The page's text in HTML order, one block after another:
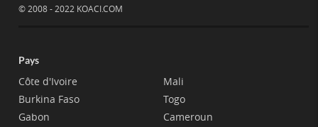
© 2008 - 2022 KOACI.COM
Pays
Côte d'Ivoire
Burkina Faso
Gabon
Mali
Togo
Cameroun